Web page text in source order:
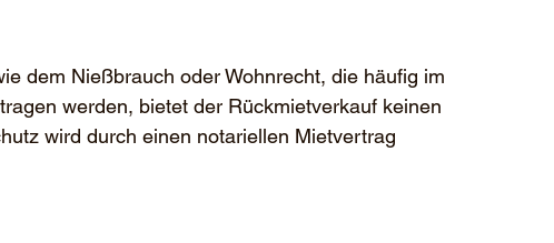
dem Nießbrauch oder Wohnrecht, die häufig im
werden, bietet der Rückmietverkauf keinen
wird durch einen notariellen Mietvertrag